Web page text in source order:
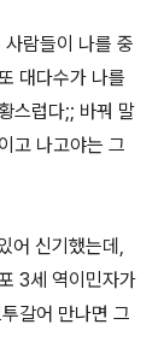
람들이 나를 중
대다수가 나를
스럽다;; 바꿔 말
고 나고야는 그
어 신기했는데,
3세 역이민자가
갈어 만나면 그